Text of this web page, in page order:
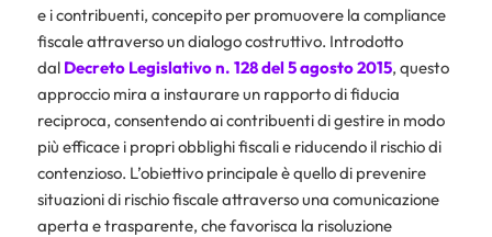
e i contribuenti, concepito per promuovere la compliance
fiscale attraverso un dialogo costruttivo. Introdotto
dal Decreto Legislativo n. 128 del 5 agosto 2015, questo
approccio mira a instaurare un rapporto di fiducia
reciproca, consentendo ai contribuenti di gestire in modo
più efficace i propri obblighi fiscali e riducendo il rischio di
contenzioso. L’obiettivo principale è quello di prevenire
situazioni di rischio fiscale attraverso una comunicazione
aperta e trasparente, che favorisca la risoluzione